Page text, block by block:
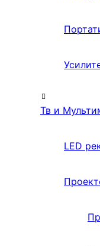
Тв и
LED